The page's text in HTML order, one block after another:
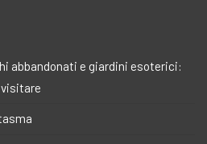
abbandonati e giardini esoterici: